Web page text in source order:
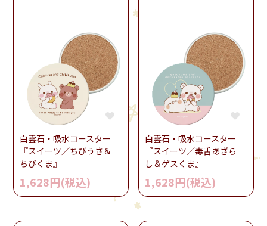
白雲石・吸水コースター
『スイーツ／ちびうさ＆
ちびくま』
1,628円(税込)
白雲石・吸水コースター
『スイーツ／毒舌あざら
し＆ゲスくま』
1,628円(税込)